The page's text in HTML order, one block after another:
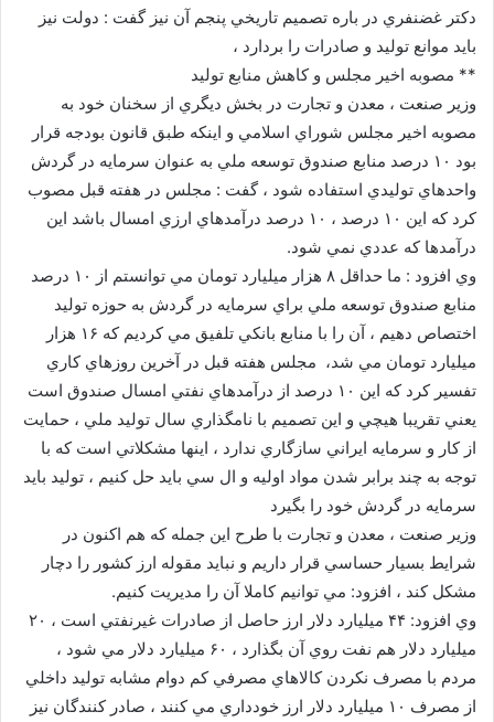
دكتر غضنفري در باره تصميم تاريخي پنجم آن نيز گفت : دولت نيز
بايد موانع توليد و صادرات را بردارد ،
** مصوبه اخير مجلس و كاهش منابع توليد
وزير صنعت ، معدن و تجارت در بخش ديگري از سخنان خود به
مصوبه اخير مجلس شوراي اسلامي و اينكه طبق قانون بودجه قرار
بود ۱۰ درصد منابع صندوق توسعه ملي به عنوان سرمايه در گردش
واحدهاي توليدي استفاده شود ، گفت : مجلس در هفته قبل مصوب
كرد كه اين ۱۰ درصد ، ۱۰ درصد درآمدهاي ارزي امسال باشد اين
درآمدها كه عددي نمي شود.
وي افزود : ما حداقل ۸ هزار ميليارد تومان مي توانستم از ۱۰ درصد
منابع صندوق توسعه ملي براي سرمايه در گردش به حوزه توليد
اختصاص دهيم ، آن را با منابع بانكي تلفيق مي كرديم كه ۱۶ هزار
ميليارد تومان مي شد، مجلس هفته قبل در آخرين روزهاي كاري
تفسير كرد كه اين ۱۰ درصد از درآمدهاي نفتي امسال صندوق است
يعني تقريبا هيچي و اين تصميم با نامگذاري سال توليد ملي ، حمايت
از كار و سرمايه ايراني سازگاري ندارد ، اينها مشكلاتي است كه با
توجه به چند برابر شدن مواد اوليه و ال سي بايد حل كنيم ، توليد بايد
سرمايه در گردش خود را بگيرد
وزير صنعت ، معدن و تجارت با طرح اين جمله كه هم اكنون در
شرايط بسيار حساسي قرار داريم و نبايد مقوله ارز كشور را دچار
مشكل كند ، افزود: مي توانيم كاملا آن را مديريت كنيم.
وي افزود: ۴۴ ميليارد دلار ارز حاصل از صادرات غيرنفتي است ، ۲۰
ميليارد دلار هم نفت روي آن بگذارد ، ۶۰ ميليارد دلار مي شود ،
مردم با مصرف نكردن كالاهاي مصرفي كم دوام مشابه توليد داخلي
از مصرف ۱۰ ميليارد دلار ارز خودداري مي كنند ، صادر كنندگان نيز